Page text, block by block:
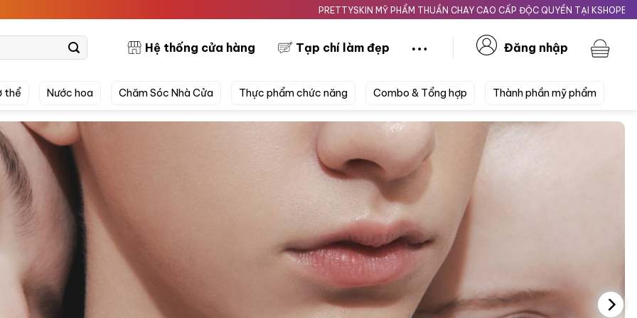
PRETTYSKIN MỸ PHẨM THUẦN CHAY CAO CẤP ĐỘC QUYỀN TẠI KSHOPBEAUTY.VN
Hệ thống cửa hàng Tạp chí làm đẹp Đăng nhập
thể Nước hoa Chăm Sóc Nhà Cửa Thực phẩm chức năng Combo & Tổng hợp Thành phần mỹ phẩm